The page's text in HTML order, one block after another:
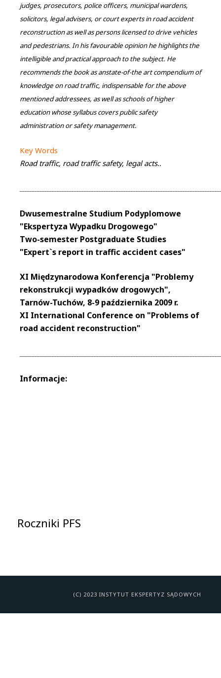
Roczniki PFS
judges, prosecutors, police officers, municipal wardens,
solicitors, legal advisers, or court experts in road accident
reconstruction as well as persons licensed to drive vehicles
and pedestrians. In his favourable opinion he highlights the
intelligible and practical approach to the subject. He
recommends the book as anstate-of-the art compendium of
knowledge on road traffic, indispensable for the above
mentioned addressees, as well as schools of higher
education whose syllabus covers public safety
administration or safety management.
Key Words
Road traffic, road traffic safety, legal acts..
Dwusemestralne Studium Podyplomowe
"Ekspertyza Wypadku Drogowego"
Two-semester Postgraduate Studies
"Expert`s report in traffic accident cases"
XI Międzynarodowa Konferencja "Problemy
rekonstrukcji wypadków drogowych",
Tarnów-Tuchów, 8-9 października 2009 r.
XI International Conference on "Problems of
road accident reconstruction"
Informacje:
(C) 2023 INSTYTUT EKSPERTYZ SĄDOWYCH